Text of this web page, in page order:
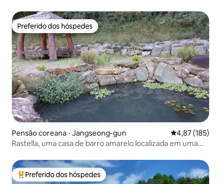
m]
Preferido dos hóspedes
Preferido dos hóspedes
Pensão coreana ⋅ Jangseong-gun 4,87 de uma
4,87 (185)
Rastella, uma casa de barro amarelo localizada em uma
Entre os melhores preferidos dos hóspedes
Preferido dos hóspedes